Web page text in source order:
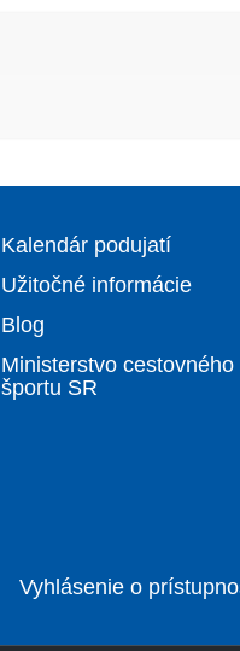
Kalendár podujatí
Užitočné informácie
Blog
Ministerstvo cestovného
športu SR
Vyhlásenie o